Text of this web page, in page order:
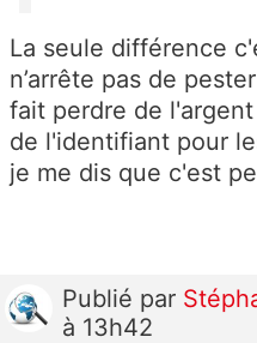
La seule différence
n’arrête pas de
fait perdre de
de l'identifiant pour
je me dis que c'est
Publié par
à 13h42